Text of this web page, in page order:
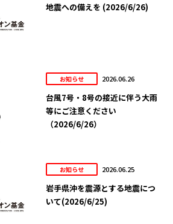
地震への備えを (2026/6/26)
お知らせ 2026.06.26
台風7号・8号の接近に伴う大雨
等にご注意ください
（2026/6/26）
お知らせ 2026.06.25
岩手県沖を震源とする地震につ
いて(2026/6/25)